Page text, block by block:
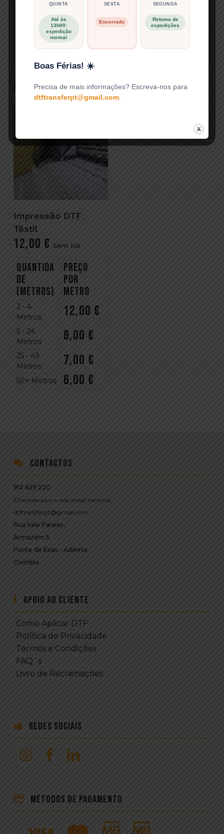
Reprodução precisa de cores e
detalhes nítidos. Processo de
encomenda simplificado. Entrega
rápida e segura.
Produtos Relacionados
Impressão DTF
Têxtil
12,00 € Sem Iva
Quantida
de
(Metros)
Preço
por
metro
2 - 4
Metros
12,00 €
5 - 24
Metros
8,00 €
25 - 49
Metros
7,00 €
50+ Metros 6,00 €
Contactos
912 629 220
(Chamada para a rede móvel nacional)
dtftransferpt@gmail.com
Rua Vale Paraíso,
Armazém 5
Ponte de Eiras – Adémia
Coimbra
Apoio ao Cliente
Como Aplicar DTF
Política de Privacidade
Termos e Condições
FAQ´s
Livro de Reclamações
Redes Sociais
Métodos de Pagamento
QUINTA
Até às
13h00:
expedição
normal
SEXTA
Encerrado
SEGUNDA
Retoma de
expedições
Boas Férias! ☀️
Precisa de mais informações? Escreva-nos para
dtftransferpt@gmail.com